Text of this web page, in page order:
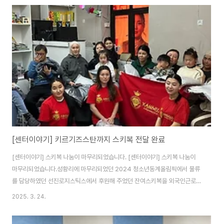
일요일오전반(일요일 10시 시작), 일요일입문반(일요일 10시 시작), 화요일저
녁반(화요일 19시 시작)- 이주배경청소년을 위한 한국어교실Y : 화요일진도반
(화요일 17시 시작), 화요일기초반(화요일 17시), 수요일진도반(수요일 17시
시작), 수요일기초반(수요일 17시 시작)- 법무부 사회통합프로그램 3단계(일
요일 13시)- 찾아가는 한국어..
[센터이야기] 키르기즈스탄까지 스키복 전달 완료
[센터이야기] 스키복 나눔이 마무리되었습니다. [센터이야기] 스키복 나눔이
마무리되었습니다.성황리에 마무리되었던 2024 청소년동계올림픽에서 물류
를 담당하였던 선진로지스틱스에서 후원해 주었던 잔여스키복을 외국인근로
자와 그 자녀들에게 나눔하고도 남아 있던 2XS 사이즈의 아동
픽 이후 여유있던 스키복을 나눔한다고 했고, 키르기즈스탄 활동가가 본국에
2025. 3. 24.